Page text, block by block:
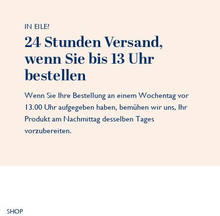
IN EILE?
24 Stunden Versand,
wenn Sie bis 13 Uhr
bestellen
Wenn Sie Ihre Bestellung an einem Wochentag vor
13.00 Uhr aufgegeben haben, bemühen wir uns, Ihr
Produkt am Nachmittag desselben Tages
vorzubereiten.
SHOP